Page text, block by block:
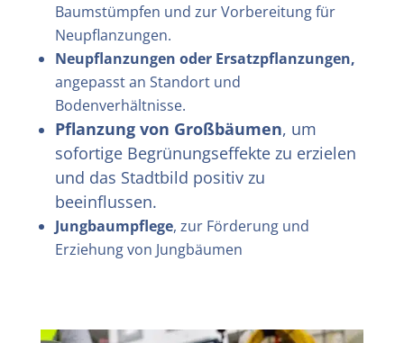
Baumstümpfen und zur Vorbereitung für
Neupflanzungen.
Neupflanzungen oder Ersatzpflanzungen,
angepasst an Standort und
Bodenverhältnisse.
Pflanzung von Großbäumen, um
sofortige Begrünungseffekte zu erzielen
und das Stadtbild positiv zu
beeinflussen.
Jungbaumpflege, zur Förderung und
Erziehung von Jungbäumen